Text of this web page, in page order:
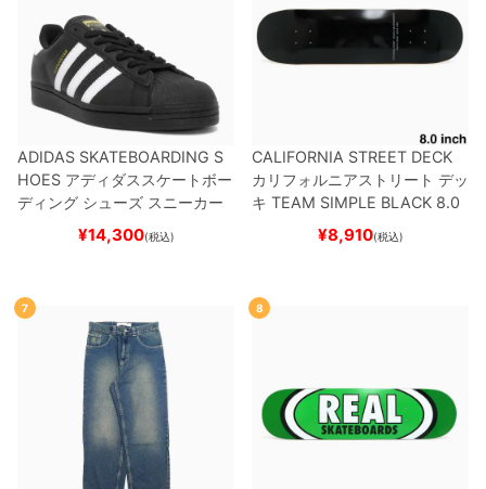
ADIDAS SKATEBOARDING S
HOES アディダススケートボー
ディング シューズ スニーカー
スーパースター SUPERSTAR A
BLACK/WHITE/WHITE
ー
¥14,300(税込)
CALIFORNIA STREET DECK
カリフォルニアストリート デッ
キ TEAM SIMPLE BLACK 8.0
ブランク（BBS / GENERATO
スケートボード スケボー
¥8,910(税込)
7 8